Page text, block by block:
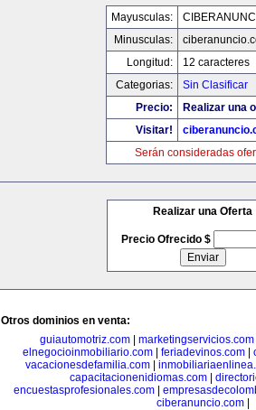
Mayusculas:
Minusculas:
Longitud:
12 caracteres
Categorias:
Sin Clasificar
Precio:
Realizar una
Visitar!
Serán consideradas
Realizar una Oferta
Precio Ofrecido $
Otros dominios en venta:
guiautomotriz.com| marketingservicios.com
elnegocioinmobiliario.com
feriadevinos.com
vacacionesdefamilia.com|
capacitacionenidiomas.com
encuestasprofesionales.com
ciberanuncio.com|